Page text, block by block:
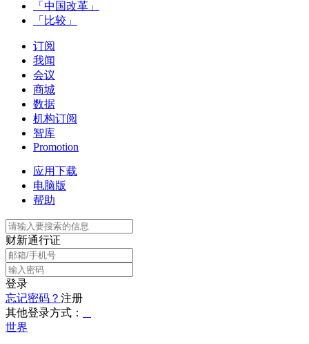
「中国改革」
「比较」
订阅
我闻
会议
商城
数据
机构订阅
智库
Promotion
应用下载
电脑版
帮助
财新通行证
登录
忘记密码？ 注册
其他登录方式：
世界